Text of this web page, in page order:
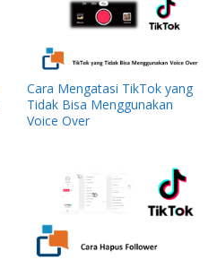
Cara Mengatasi TikTok yang
Tidak Bisa Menggunakan
Voice Over